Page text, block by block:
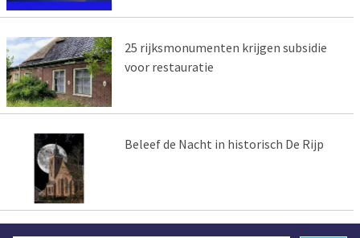
25 rijksmonumenten krijgen subsidie
voor restauratie
Beleef de Nacht in historisch De Rijp